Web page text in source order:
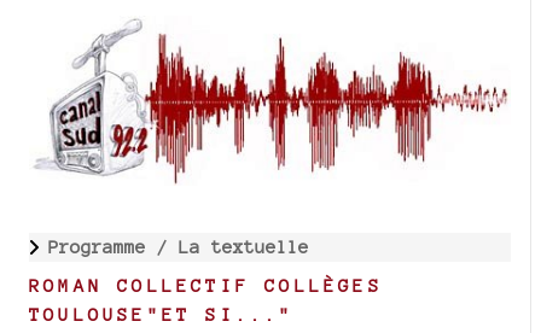
Programme / La textuelle
ROMAN COLLECTIF COLLÈGES
TOULOUSE"ET SI..."